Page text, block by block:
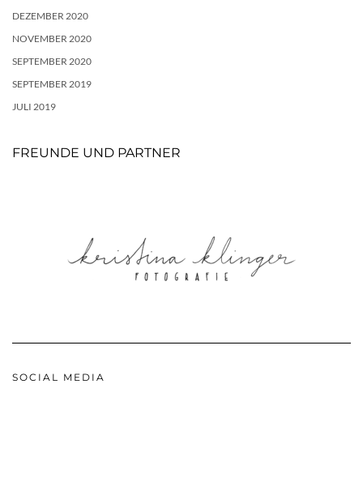
DEZEMBER 2020
NOVEMBER 2020
SEPTEMBER 2020
SEPTEMBER 2019
JULI 2019
FREUNDE UND PARTNER
SOCIAL MEDIA